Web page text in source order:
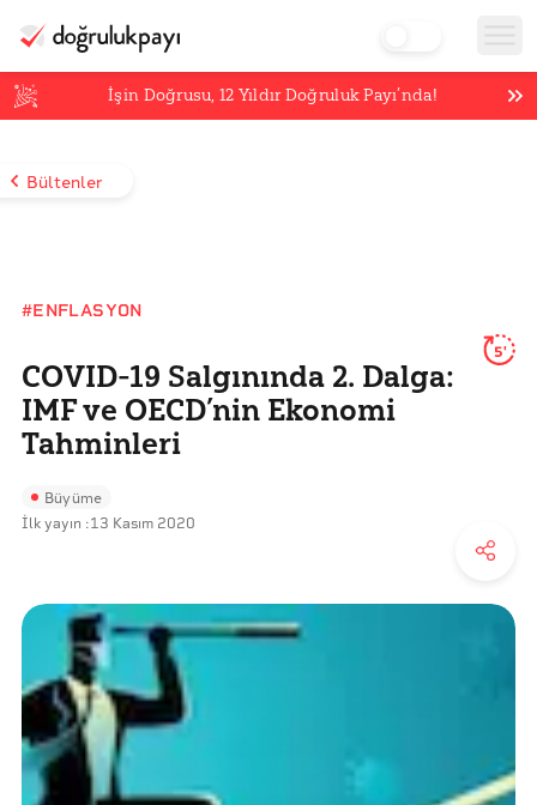
İşin Doğrusu,12 Yıldır Doğruluk Payı’nda!
Bültenler
#ENFLASYON
COVID-19 Salgınında 2. Dalga:
IMF ve OECD’nin Ekonomi
Tahminleri
5'
Büyüme
İlk yayın :13 Kasım 2020